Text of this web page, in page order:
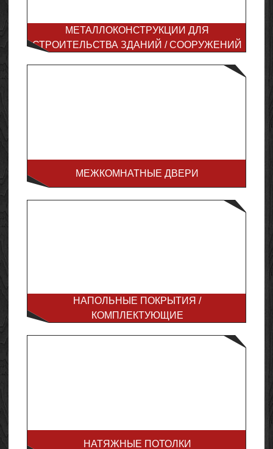
МЕТАЛЛОКОНСТРУКЦИИ ДЛЯ
СТРОИТЕЛЬСТВА ЗДАНИЙ / СООРУЖЕНИЙ
МЕЖКОМНАТНЫЕ ДВЕРИ
НАПОЛЬНЫЕ ПОКРЫТИЯ /
КОМПЛЕКТУЮЩИЕ
НАТЯЖНЫЕ ПОТОЛКИ